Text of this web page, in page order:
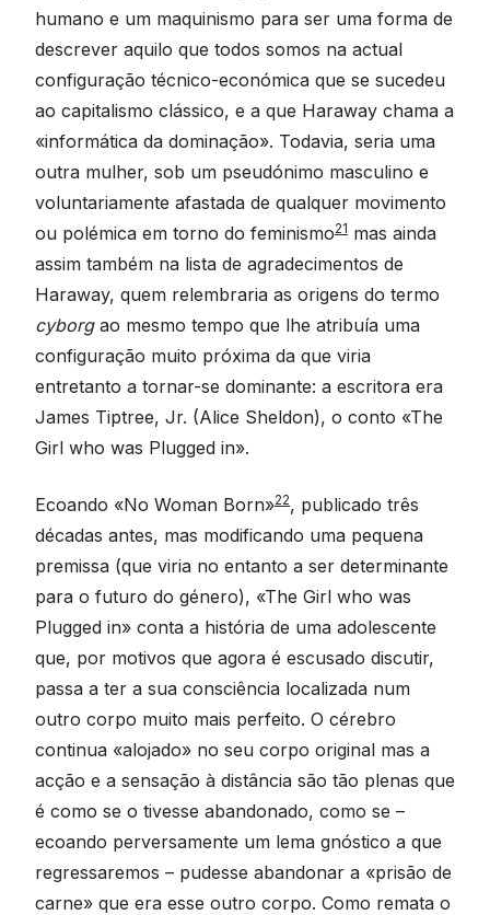
humano e um maquinismo para ser uma forma de
descrever aquilo que todos somos na actual
configuração técnico-económica que se sucedeu
ao capitalismo clássico, e a que Haraway chama a
«informática da dominação». Todavia, seria uma
outra mulher, sob um pseudónimo masculino e
voluntariamente afastada de qualquer movimento
ou polémica em torno do feminismo21 mas ainda
assim também na lista de agradecimentos de
Haraway, quem relembraria as origens do termo
cyborgao mesmo tempo que lhe atribuía uma
configuração muito próxima da que viria
entretanto a tornar-se dominante: a escritora era
James Tiptree, Jr. (Alice Sheldon), o conto «The
Girl who was Plugged in».
Ecoando «No Woman Born»22, publicado três
décadas antes, mas modificando uma pequena
premissa (que viria no entanto a ser determinante
para o futuro do género), «The Girl who was
Plugged in» conta a história de uma adolescente
que, por motivos que agora é escusado discutir,
passa a ter a sua consciência localizada num
outro corpo muito mais perfeito. O cérebro
continua «alojado» no seu corpo original mas a
acção e a sensação à distância são tão plenas que
é como se o tivesse abandonado, como se –
ecoando perversamente um lema gnóstico a que
regressaremos – pudesse abandonar a «prisão de
carne» que era esse outro corpo. Como remata o